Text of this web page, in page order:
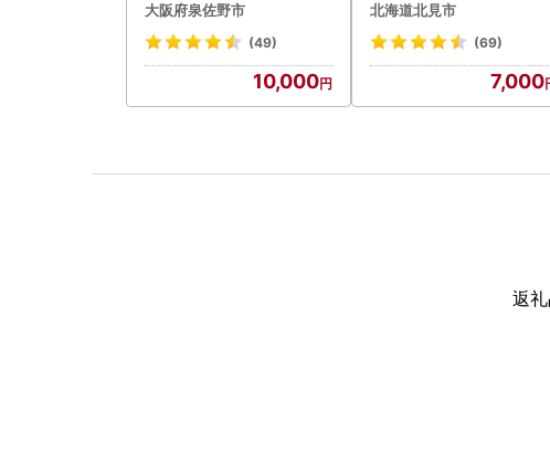
大阪府泉佐野市
(49)
10,000
g ( タマネギ たまねぎ 野菜
)【210-0003-2026】
北海道北見市
(69)
7,000
返